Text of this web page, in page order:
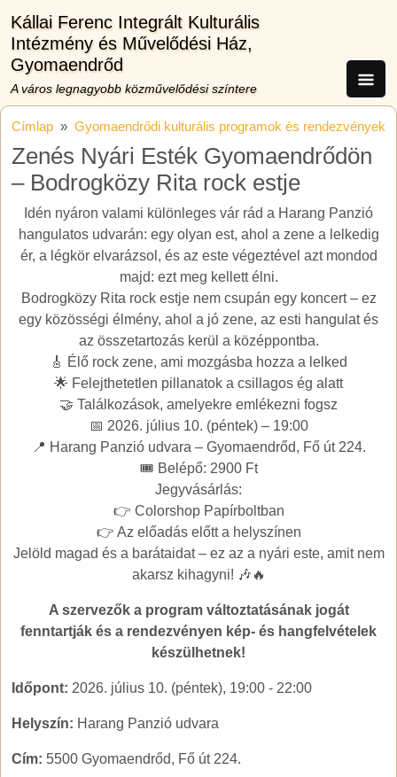
Kállai Ferenc Integrált Kulturális
Intézmény és Művelődési Ház,
Gyomaendrőd
A város legnagyobb közművelődési színtere
Címlap Gyomaendrődi kulturális programok és rendezvények
Zenés Nyári Esték Gyomaendrődön
– Bodrogközy Rita rock estje
Idén nyáron valami különleges vár rád a Harang Panzió
hangulatos udvarán: egy olyan est, ahol a zene a lelkedig
ér, a légkör elvarázsol, és az este végeztével azt mondod
majd: ezt meg kellett élni.
Bodrogközy Rita rock estje nem csupán egy koncert – ez
egy közösségi élmény, ahol a jó zene, az esti hangulat és
az összetartozás kerül a középpontba.
🎸 Élő rock zene, ami mozgásba hozza a lelked
🌟 Felejthetetlen pillanatok a csillagos ég alatt
🤝 Találkozások, amelyekre emlékezni fogsz
📅 2026. július 10. (péntek) – 19:00
📍 Harang Panzió udvara – Gyomaendrőd, Fő út 224.
🎟️ Belépő: 2900 Ft
Jegyvásárlás:
👉 Colorshop Papírboltban
👉 Az előadás előtt a helyszínen
Jelöld magad és a barátaidat – ez az a nyári este, amit nem
akarsz kihagyni! 🎶🔥
A szervezők a program változtatásának jogát
fenntartják és a rendezvényen kép- és hangfelvételek
készülhetnek!
Időpont: 2026. július 10. (péntek), 19:00 - 22:00
Helyszín: Harang Panzió udvara
Cím: 5500 Gyomaendrőd, Fő út 224.